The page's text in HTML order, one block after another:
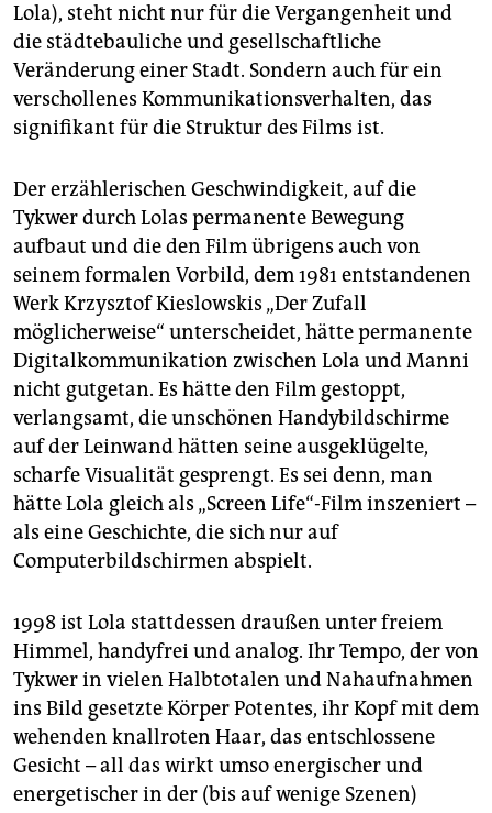
Lola), steht nicht nur für die Vergangenheit und
die städtebauliche und gesellschaftliche
Veränderung einer Stadt. Sondern auch für ein
verschollenes Kommunikationsverhalten, das
signifikant für die Struktur des Films ist.
Der erzählerischen Geschwindigkeit, auf die
Tykwer durch Lolas permanente Bewegung
aufbaut und die den Film übrigens auch von
seinem formalen Vorbild, dem 1981 entstandenen
Werk Krzysztof Kieslowskis „Der Zufall
möglicherweise“ unterscheidet, hätte permanente
Digitalkommunikation zwischen Lola und Manni
nicht gutgetan. Es hätte den Film gestoppt,
verlangsamt, die unschönen Handybildschirme
auf der Leinwand hätten seine ausgeklügelte,
scharfe Visualität gesprengt. Es sei denn, man
hätte Lola gleich als „Screen Life“-Film inszeniert –
als eine Geschichte, die sich nur auf
Computerbildschirmen abspielt.
1998 ist Lola stattdessen draußen unter freiem
Himmel, handyfrei und analog. Ihr Tempo, der von
Tykwer in vielen Halbtotalen und Nahaufnahmen
ins Bild gesetzte Körper Potentes, ihr Kopf mit dem
wehenden knallroten Haar, das entschlossene
Gesicht – all das wirkt umso energischer und
energetischer in der (bis auf wenige Szenen)